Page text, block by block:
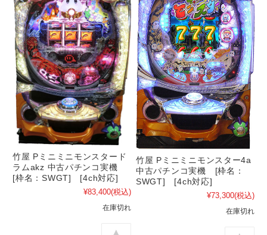
竹屋 Pミニミニモンスタード
ラムakz 中古パチンコ実機
[枠名：SWGT] [4ch対応]
¥83,400(税込)
在庫切れ
竹屋 Pミニミニモンスター4a
中古パチンコ実機 [枠名：
SWGT] [4ch対応]
¥73,300(税込)
在庫切れ